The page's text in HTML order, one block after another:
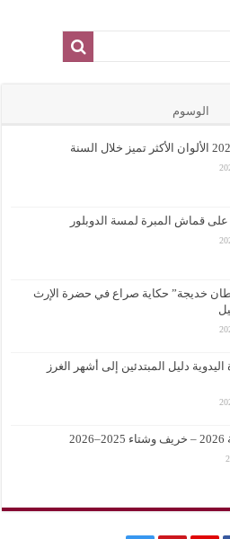
الوسوم
خديجة” حكاية صراع في حضرة الإرث
اليدوية دليل المبتدئين إلى أشهر الغرز